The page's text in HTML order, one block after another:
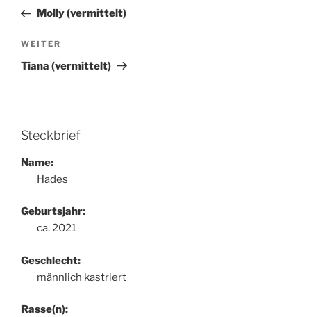
Beitrag
Molly (vermittelt)
Nächster
Beitrag
WEITER
Tiana (vermittelt)
Steckbrief
Name:
Hades
Geburtsjahr:
ca. 2021
Geschlecht:
männlich kastriert
Rasse(n):